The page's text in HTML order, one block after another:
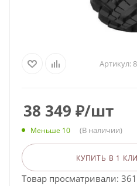
Артикул:
38 349 ₽/шт
Меньше 10 (В наличии)
КУПИТЬ В 1
Товар просматривали: